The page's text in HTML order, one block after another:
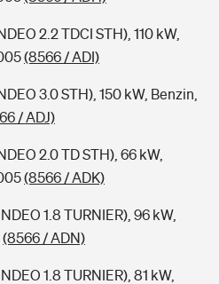
2.2 TDCI STH), 110 kW,
(8566 / ADI)
3.0 STH), 150 kW, Benzin,
/ ADJ)
2.0 TD STH), 66 kW,
(8566 / ADK)
1.8 TURNIER), 96 kW,
(8566 / ADN)
1.8 TURNIER), 81 kW,